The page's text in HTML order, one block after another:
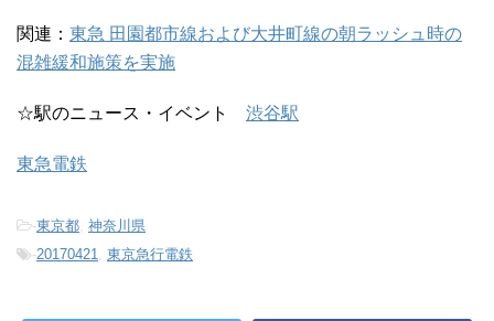
関連： 東急 田園都市線および大井町線の朝ラッシュ時の
混雑緩和施策を実施
☆駅のニュース・イベント 渋谷駅
東急電鉄
-東京都, 神奈川県
-20170421, 東京急行電鉄